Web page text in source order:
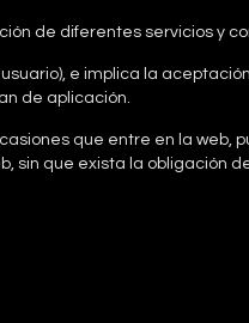
de diferentes servicios y
e implica la
de aplicación.
que entre en la web,
que exista la obligación